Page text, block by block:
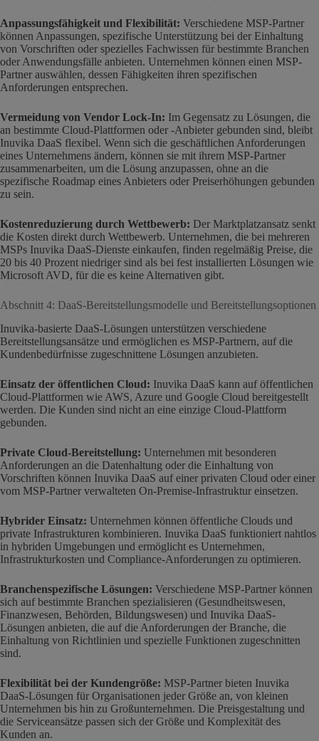
Anpassungsfähigkeit und Flexibilität: Verschiedene MSP-Partner
können Anpassungen, spezifische Unterstützung bei der Einhaltung
von Vorschriften oder spezielles Fachwissen für bestimmte Branchen
oder Anwendungsfälle anbieten. Unternehmen können einen MSP-
Partner auswählen, dessen Fähigkeiten ihren spezifischen
Anforderungen entsprechen.
Vermeidung von Vendor Lock-In: Im Gegensatz zu Lösungen, die
an bestimmte Cloud-Plattformen oder -Anbieter gebunden sind, bleibt
Inuvika DaaS flexibel. Wenn sich die geschäftlichen Anforderungen
eines Unternehmens ändern, können sie mit ihrem MSP-Partner
zusammenarbeiten, um die Lösung anzupassen, ohne an die
spezifische Roadmap eines Anbieters oder Preiserhöhungen gebunden
zu sein.
Kostenreduzierung durch Wettbewerb: Der Marktplatzansatz senkt
die Kosten direkt durch Wettbewerb. Unternehmen, die bei mehreren
MSPs Inuvika DaaS-Dienste einkaufen, finden regelmäßig Preise, die
20 bis 40 Prozent niedriger sind als bei fest installierten Lösungen wie
Microsoft AVD, für die es keine Alternativen gibt.
Abschnitt 4: DaaS-Bereitstellungsmodelle und Bereitstellungsoptionen
Inuvika-basierte DaaS-Lösungen unterstützen verschiedene
Bereitstellungsansätze und ermöglichen es MSP-Partnern, auf die
Kundenbedürfnisse zugeschnittene Lösungen anzubieten.
Einsatz der öffentlichen Cloud: Inuvika DaaS kann auf öffentlichen
Cloud-Plattformen wie AWS, Azure und Google Cloud bereitgestellt
werden. Die Kunden sind nicht an eine einzige Cloud-Plattform
gebunden.
Private Cloud-Bereitstellung: Unternehmen mit besonderen
Anforderungen an die Datenhaltung oder die Einhaltung von
Vorschriften können Inuvika DaaS auf einer privaten Cloud oder einer
vom MSP-Partner verwalteten On-Premise-Infrastruktur einsetzen.
Hybrider Einsatz: Unternehmen können öffentliche Clouds und
private Infrastrukturen kombinieren. Inuvika DaaS funktioniert nahtlos
in hybriden Umgebungen und ermöglicht es Unternehmen,
Infrastrukturkosten und Compliance-Anforderungen zu optimieren.
Branchenspezifische Lösungen: Verschiedene MSP-Partner können
sich auf bestimmte Branchen spezialisieren (Gesundheitswesen,
Finanzwesen, Behörden, Bildungswesen) und Inuvika DaaS-
Lösungen anbieten, die auf die Anforderungen der Branche, die
Einhaltung von Richtlinien und spezielle Funktionen zugeschnitten
sind.
Flexibilität bei der Kundengröße: MSP-Partner bieten Inuvika
DaaS-Lösungen für Organisationen jeder Größe an, von kleinen
Unternehmen bis hin zu Großunternehmen. Die Preisgestaltung und
die Serviceansätze passen sich der Größe und Komplexität des
Kunden an.